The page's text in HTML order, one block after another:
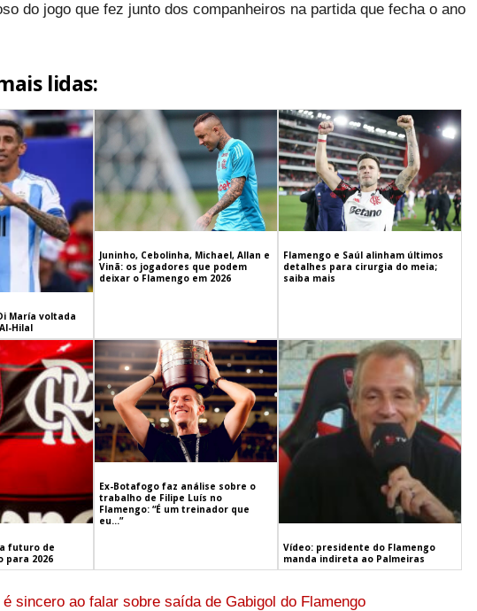
do jogo que fez junto dos companheiros na partida que fecha o ano
lidas:
María voltada
Hilal
Juninho, Cebolinha, Michael, Allan e
Vinã: os jogadores que podem
deixar o Flamengo em 2026
Flamengo e Saúl alinham últimos
detalhes para cirurgia do meia;
saiba mais
futuro de
para 2026
Ex-Botafogo faz análise sobre o
trabalho de Filipe Luís no
Flamengo: “É um treinador que
eu…”
Vídeo: presidente do Flamengo
manda indireta ao Palmeiras
é sincero ao falar sobre saída de Gabigol do Flamengo